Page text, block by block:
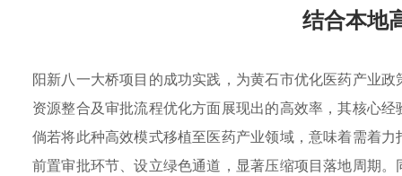
结合本地
阳新八一大桥项目的成功实践，为黄石市优化医药产业
资源整合及审批流程优化方面展现出的高效率，其核心
倘若将此种高效模式移植至医药产业领域，意味着需着
前置审批环节、设立绿色通道，显著压缩项目落地周期